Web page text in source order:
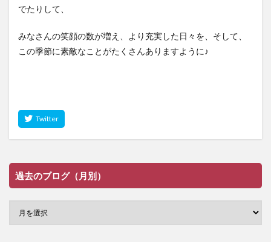
でたりして、
みなさんの笑顔の数が増え、より充実した日々を、そして、
この季節に素敵なことがたくさんありますように♪
過去のブログ（月別）